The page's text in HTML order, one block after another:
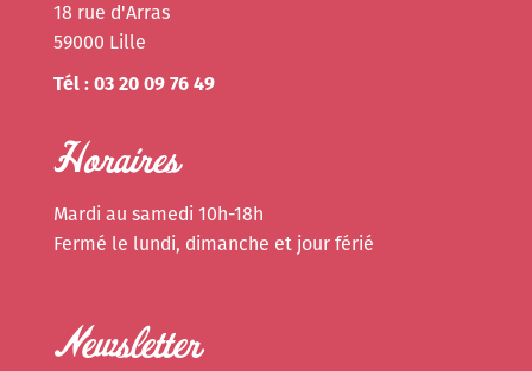
18 rue d'Arras
59000 Lille
Tél : 03 20 09 76 49
Horaires
Mardi au samedi 10h-18h
Fermé le lundi, dimanche et jour férié
Newsletter